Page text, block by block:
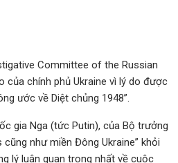
Committee of the Russian
của chính phủ Ukraine vì lý do được
ước về Diệt chủng 1948”.
gia Nga (tức Putin), của Bộ trưởng
như miền Đông Ukraine” khỏi
lý luận quan trọng nhất về cuộc